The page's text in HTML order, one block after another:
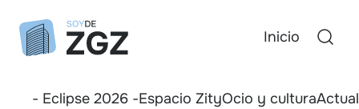
Inicio
- Eclipse 2026 -Espacio ZityOcio y cultura